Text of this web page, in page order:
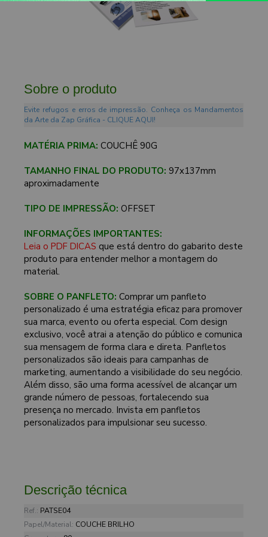
Sobre o produto
Evite refugos e erros de impressão. Conheça os Mandamentos
da Arte da Zap Gráfica - CLIQUE AQUI!
MATÉRIA PRIMA: COUCHÊ 90G
TAMANHO FINAL DO PRODUTO: 97x137mm
aproximadamente
TIPO DE IMPRESSÃO: OFFSET
INFORMAÇÕES IMPORTANTES:
Leia o PDF DICAS que está dentro do gabarito deste
produto para entender melhor a montagem do
material.
SOBRE O PANFLETO: Comprar um panfleto
personalizado é uma estratégia eficaz para promover
sua marca, evento ou oferta especial. Com design
exclusivo, você atrai a atenção do público e comunica
sua mensagem de forma clara e direta. Panfletos
personalizados são ideais para campanhas de
marketing, aumentando a visibilidade do seu negócio.
Além disso, são uma forma acessível de alcançar um
grande número de pessoas, fortalecendo sua
presença no mercado. Invista em panfletos
personalizados para impulsionar seu sucesso.
Descrição técnica
Ref.: PATSE04
Papel/Material: COUCHE BRILHO